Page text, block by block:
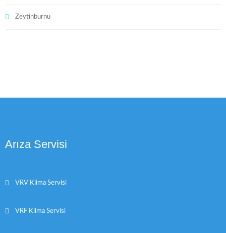
Zeytinburnu
Arıza Servisi
VRV Klima Servisi
VRF Klima Servisi